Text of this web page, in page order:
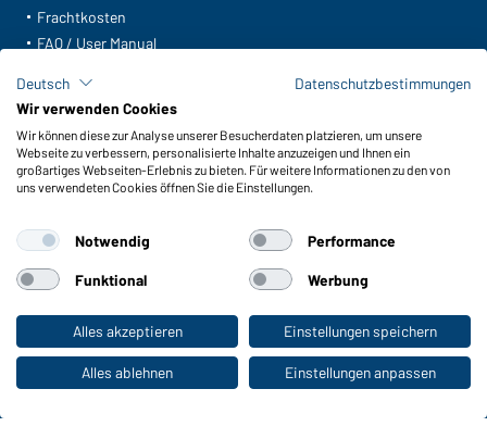
Zum Privatkunden-Shop
Frachtkosten
FAQ / User Manual
Meldeportal nach Hinweisgeberschutz
Funktionen & Pflege
Produkteigenschaften
Pflegehinweise
Farben
WORKWEAR COLLECTION
Die ideale Wahl für Professionals: Kollektionen
entdecken!
Deutsch
Datenschutzbestimmungen
Wir verwenden Cookies
Wir können diese zur Analyse unserer Besucherdaten platzieren, um unsere
Webseite zu verbessern, personalisierte Inhalte anzuzeigen und Ihnen ein
großartiges Webseiten-Erlebnis zu bieten. Für weitere Informationen zu den von
uns verwendeten Cookies öffnen Sie die Einstellungen.
Notwendig Performance
Funktional Werbung
Alles akzeptieren Einstellungen speichern
Alles ablehnen Einstellungen anpassen